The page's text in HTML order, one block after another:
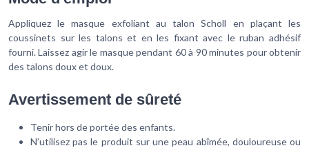
Appliquez le masque exfoliant au talon Scholl en plaçant les
coussinets sur les talons et en les fixant avec le ruban adhésif
fourni. Laissez agir le masque pendant 60 à 90 minutes pour obtenir
des talons doux et doux.
Avertissement de sûreté
Tenir hors de portée des enfants.
N’utilisez pas le produit sur une peau abîmée, douloureuse ou